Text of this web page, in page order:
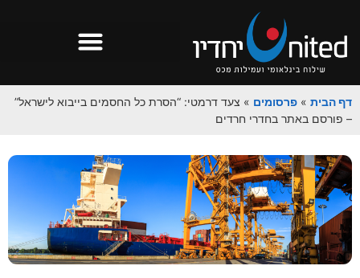
דף הבית » פרסומים » צעד דרמטי: “הסרת כל החסמים בייבוא לישראל”
– פורסם באתר בחדרי חרדים